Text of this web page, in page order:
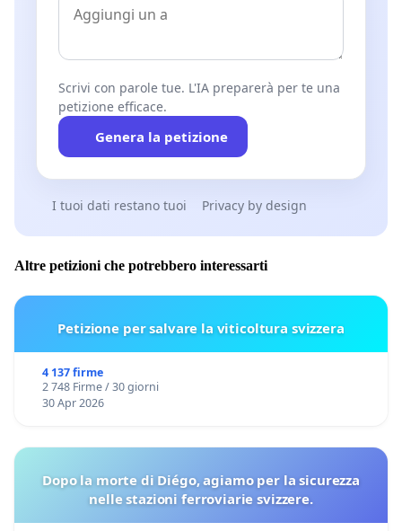
Scrivi con parole tue. L'IA preparerà per te una
petizione efficace.
Genera la petizione
I tuoi dati restano tuoi Privacy by design
Altre petizioni che potrebbero interessarti
Petizione per salvare la viticoltura svizzera
4 137 firme
2 748 Firme / 30 giorni
30 Apr 2026
Dopo la morte di Diégo, agiamo per la sicurezza
nelle stazioni ferroviarie svizzere.